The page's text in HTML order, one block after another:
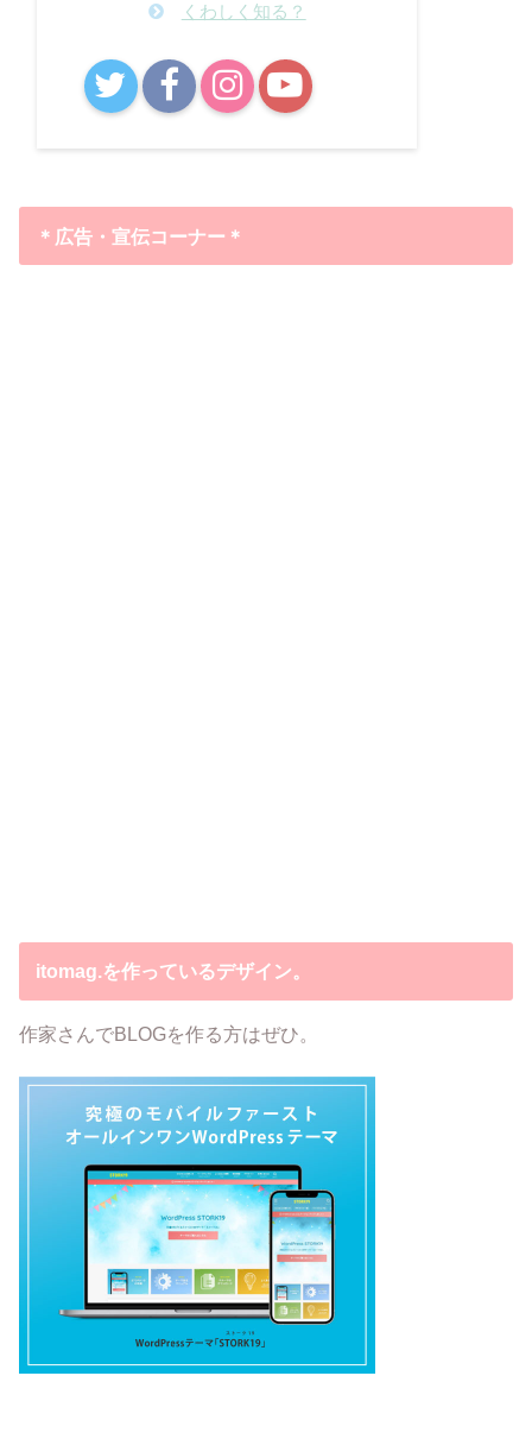
くわしく知る？
＊広告・宣伝コーナー＊
itomag.を作っているデザイン。
作家さんでBLOGを作る方はぜひ。